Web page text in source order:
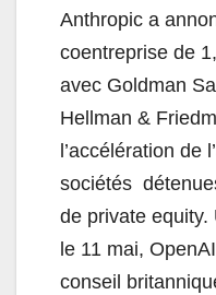
Anthropic a
coentreprise de
avec Goldman
Hellman &
l’accélération de
sociétés
de private equity.
le 11 mai,
conseil